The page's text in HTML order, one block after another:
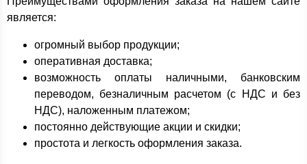
является:
огромный выбор продукции;
оперативная доставка;
возможность оплаты наличными, банковским
переводом, безналичным расчетом (с НДС и без
НДС), наложенным платежом;
постоянно действующие акции и скидки;
простота и легкость оформления заказа.